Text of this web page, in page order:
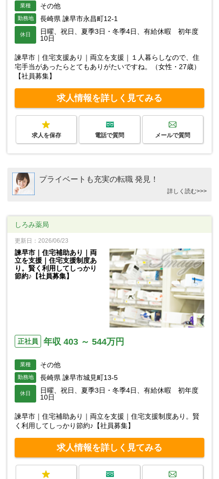
業種 その他
勤務地 長崎県 諫早市永昌町12-1
休日
日曜、祝日、夏季3日・冬季4日、有給休暇 初年度
10日
諫早市｜住宅支援あり｜両立を支援｜１人暮らしなので、住
宅手当があったらとてもありがたいですね。（女性・27歳）
【社員募集】
求人情報を詳しく見てみる
求人を保存 電話で質問 メールで質問
プライベートも充実の転職 発見！
詳しく読む>>>
しろみ薬局
更新日：2026/06/23
諫早市｜住宅補助あり｜両
立を支援｜住宅支援制度あ
り。賢く利用してしっかり
節約♪【社員募集】
正社員 年収 403 ～ 544万円
業種 その他
勤務地 長崎県 諫早市城見町13-5
休日
日曜、祝日、夏季3日・冬季4日、有給休暇 初年度
10日
諫早市｜住宅補助あり｜両立を支援｜住宅支援制度あり。賢
く利用してしっかり節約♪【社員募集】
求人情報を詳しく見てみる